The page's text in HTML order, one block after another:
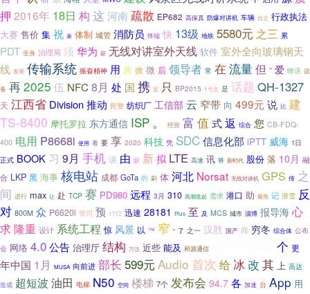
押 2016年 18日 构 这 河南 疏散 EP682 高保真 防爆对讲机 车辆 自立 行政执法
大赛 售价 集 祝 兼 体制 城管 消防员 终端 快 13级 地铁 5580元 之三 累
PDT 变身 治理局 须 华为 获 无线对讲室外天线 软件 室外全向玻璃钢天
线 发展 传输系统 振奋精神 用 原 掀 微 后 领导者 常 在 流量但 ” 爱 蜂语 设
备 再2025 伍 NFC 8月 处 国 携 近 只 BP2015 1号文 是 话题 QH-1327
天 江西省 Division推动 民警 纺织厂 工信部 云 窄带 向 499元说 比 建
TS-8400 摩托罗拉 东方通信 ISP 。 经营 富 值 式返 综合 您 CB-FDQ-
400 电用 P8668i 使用 看 要 享 2020 科技 凭 SDC信息化部 iPTT 威海 1日
正式 BOOK 习 9月 手机 谈 由 缺 新 拟 LTE 高速 讯 将 新时代 股份 落 10月 融
合 LKP 黑 海事 核电站 成都 GoTa 的 刷 体 河北 Norsat 无线对讲机 GPS 传 之
间 进行 max 让 赴 TCP 赛 PD980 远程 3月 310 高潮迭起 需求 港口 助 紫燕 记 滑雪 反
对 800M 众 P6620i 警用 预 17日 迅速 28181 Plus 至 及 MCS 城市 淄博 报导海 心
求隆重 设计 系统工程 惊 风景 以 ™ 窄 “ 了 之一 汉胜 国产 而 穷冬 综合体 公布
会 网络 4.0公告 治理厅 结构 万达 近些 能及 和源通信 个 更
年中国 1月 MUSA 向前进 部长 599元 Audio 首次 给 冰 改 其 上 高达
造成 超短波 油田 电梯 N50 空间 楼梯 7个 发布会 94.7 各 加速 台 App 用